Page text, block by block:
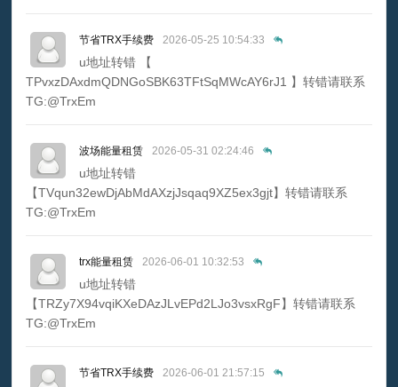
节省TRX手续费 2026-05-25 10:54:33
u地址转错 【
TPvxzDAxdmQDNGoSBK63TFtSqMWcAY6rJ1 】转错请联系
TG:@TrxEm
波场能量租赁 2026-05-31 02:24:46
u地址转错
【TVqun32ewDjAbMdAXzjJsqaq9XZ5ex3gjt】转错请联系
TG:@TrxEm
trx能量租赁 2026-06-01 10:32:53
u地址转错
【TRZy7X94vqiKXeDAzJLvEPd2LJo3vsxRgF】转错请联系
TG:@TrxEm
节省TRX手续费 2026-06-01 21:57:15